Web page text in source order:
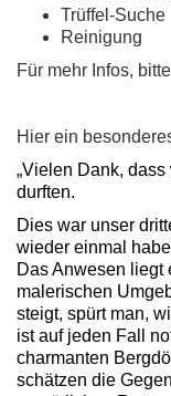
Trüffel-Suche
Reinigung
Für mehr Infos,
Hier ein
„Vielen Dank,
durften.
Dies war unser
wieder einmal
Das Anwesen liegt
malerischen
steigt, spürt man,
ist auf jeden Fall
charmanten
schätzen die